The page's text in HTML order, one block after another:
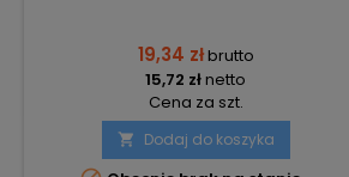
19,34 złbrutto
15,72 złnetto
Cena za szt.
 Dodaj do koszyka